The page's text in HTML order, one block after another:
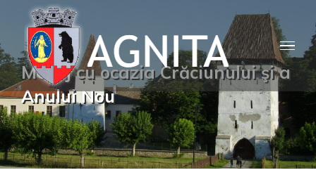
content
Mesaj cu ocazia Crăciunului şi a
Anului Nou